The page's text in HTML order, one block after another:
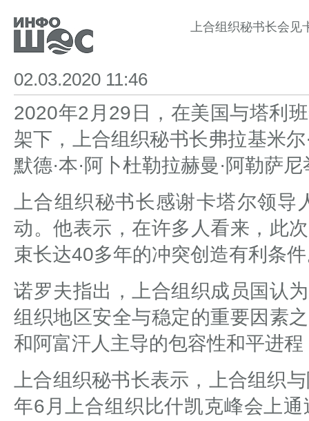
上合组织秘书长会见
02.03.2020 11:46
2020年2月29日，在美国与塔利
架下，上合组织秘书长弗拉基米
默德·本·阿卜杜勒拉赫曼·阿勒萨
上合组织秘书长感谢卡塔尔领
动。他表示，在许多人看来，此
束长达40多年的冲突创造有利条
诺罗夫指出，上合组织成员国认
组织地区安全与稳定的重要因素
和阿富汗人主导的包容性和平进
上合组织秘书长表示，上合组织
年6月上合组织比什凯克峰会上